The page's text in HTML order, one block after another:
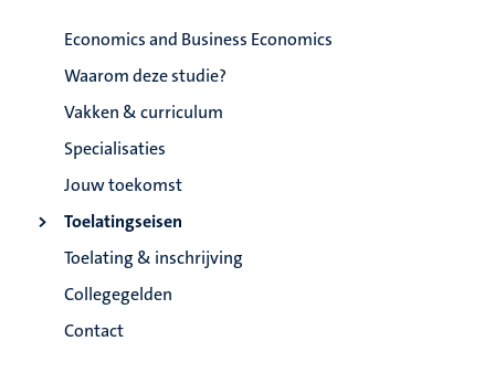
Economics and Business Economics
Waarom deze studie?
Vakken & curriculum
Specialisaties
Jouw toekomst
Toelatingseisen
Toelating & inschrijving
Collegegelden
Contact